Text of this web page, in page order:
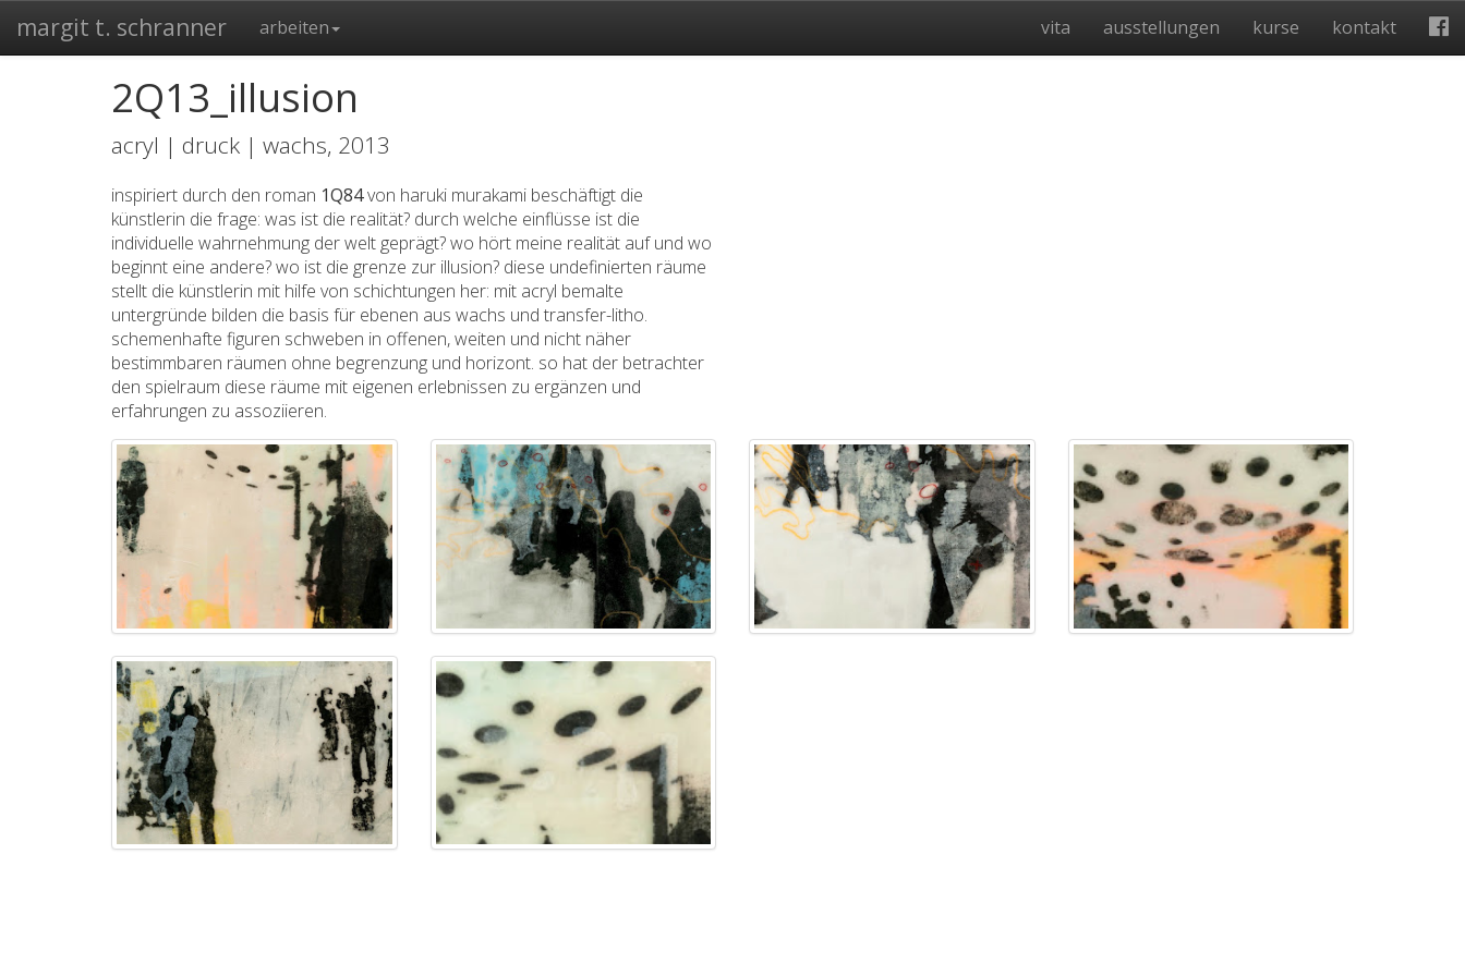
margit t. schranner arbeiten vita ausstellungen kurse kontakt
2Q13_illusion
acryl | druck | wachs, 2013
inspiriert durch den roman 1Q84von haruki murakami beschäftigt die
künstlerin die frage: was ist die realität? durch welche einflüsse ist die
individuelle wahrnehmung der welt geprägt? wo hört meine realität auf und wo
beginnt eine andere? wo ist die grenze zur illusion? diese undefinierten räume
stellt die künstlerin mit hilfe von schichtungen her: mit acryl bemalte
untergründe bilden die basis für ebenen aus wachs und transfer-litho.
schemenhafte figuren schweben in offenen, weiten und nicht näher
bestimmbaren räumen ohne begrenzung und horizont. so hat der betrachter
den spielraum diese räume mit eigenen erlebnissen zu ergänzen und
erfahrungen zu assoziieren.